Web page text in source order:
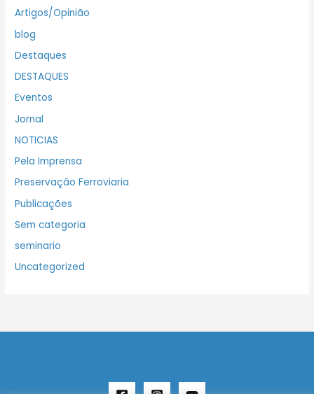
Artigos/Opinião
blog
Destaques
DESTAQUES
Eventos
Jornal
NOTICIAS
Pela Imprensa
Preservação Ferroviaria
Publicações
Sem categoria
seminario
Uncategorized